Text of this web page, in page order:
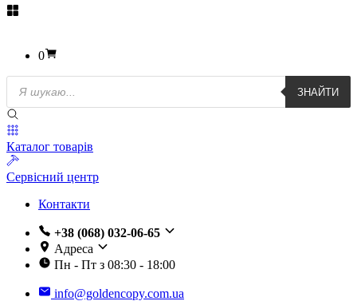
0
Пошук
товарів
ЗНАЙТИ
Каталог товарів
Сервісний центр
Контакти
+38 (068) 032-06-65
Адреса
Пн - Пт з 08:30 - 18:00
info@goldencopy.com.ua